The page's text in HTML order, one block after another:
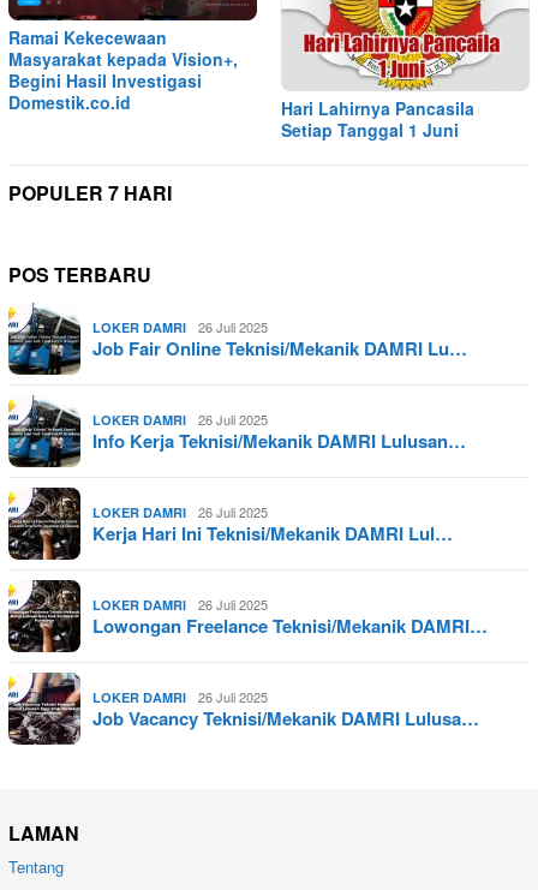
Ramai Kekecewaan
Masyarakat kepada Vision+,
Begini Hasil Investigasi
Domestik.co.id
Hari Lahirnya Pancasila
Setiap Tanggal 1 Juni
POPULER 7 HARI
POS TERBARU
LOKER DAMRI 26 Juli 2025
Job Fair Online Teknisi/Mekanik DAMRI Lu…
LOKER DAMRI 26 Juli 2025
Info Kerja Teknisi/Mekanik DAMRI Lulusan…
LOKER DAMRI 26 Juli 2025
Kerja Hari Ini Teknisi/Mekanik DAMRI Lul…
LOKER DAMRI 26 Juli 2025
Lowongan Freelance Teknisi/Mekanik DAMRI…
LOKER DAMRI 26 Juli 2025
Job Vacancy Teknisi/Mekanik DAMRI Lulusa…
LAMAN
Tentang